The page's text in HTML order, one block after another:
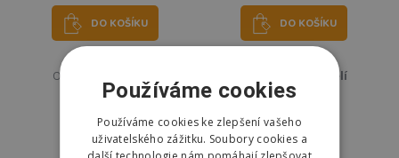
DO KOŠÍKU
Odešleme
DO KOŠÍKU
v pondělí
Používáme cookies
Používáme cookies ke zlepšení vašeho
uživatelského zážitku. Soubory cookies a